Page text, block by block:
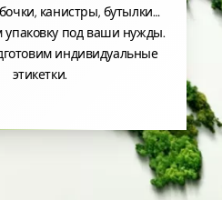
канистры, бутылки…
под ваши нужды.
индивидуальные
этикетки.